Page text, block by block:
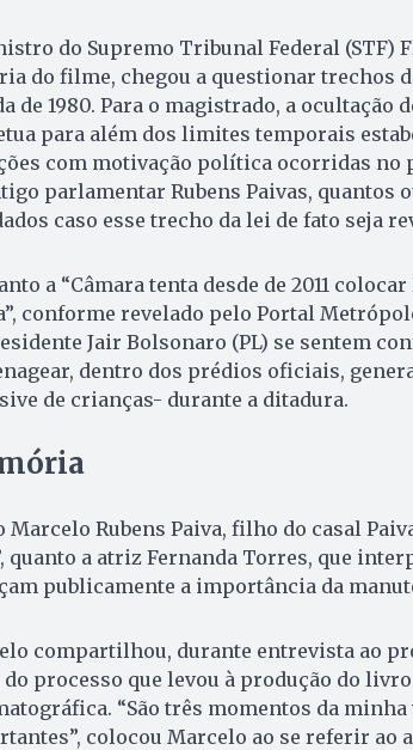
do Supremo Tribunal Federal (STF)
do filme, chegou a questionar trechos
de 1980. Para o magistrado, a ocultação
para além dos limites temporais
com motivação política ocorridas no
parlamentar Rubens Paivas, quantos
caso esse trecho da lei de fato seja
a “Câmara tenta desde de 2011
conforme revelado pelo Portal
Jair Bolsonaro (PL) se sentem
dentro dos prédios oficiais,
de crianças- durante a ditadura.
Marcelo Rubens Paiva, filho do casal
quanto a atriz Fernanda Torres, que
publicamente a importância da
compartilhou, durante entrevista ao
do processo que levou à produção do
“São três momentos da
colocou Marcelo ao se referir ao